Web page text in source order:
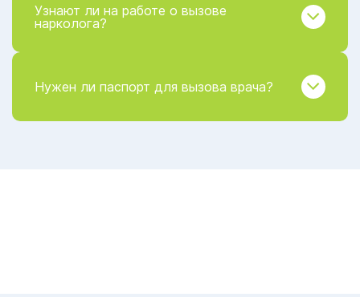
Узнают ли на работе о вызове
нарколога?
Нужен ли паспорт для вызова врача?